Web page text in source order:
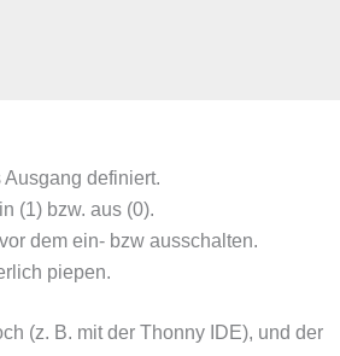
definiert.
(1) bzw. aus (0).
dem ein- bzw ausschalten.
piepen.
(z. B. mit der Thonny IDE), und der